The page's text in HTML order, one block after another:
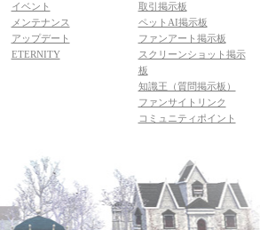
イベント
メンテナンス
アップデート
ETERNITY
取引掲示板
ペットAI掲示板
ファンアート掲示板
スクリーンショット掲示
板
知識王（質問掲示板）
ファンサイトリンク
コミュニティポイント